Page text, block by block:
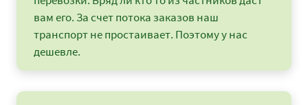
вам его. За счет потока заказов наш
транспорт не простаивает. Поэтому у нас
дешевле.